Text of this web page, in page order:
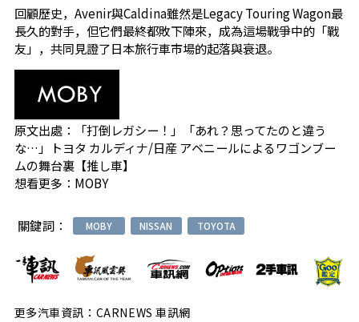
回顧歷史，Avenir與Caldina雖然是Legacy Touring Wagon最
長久的對手，但它們最終都敗下陣來，成為這場戰爭中的「戰
友」，共同見證了日本旅行車市場的起落與衰退。
原文出處：
「打倒レガシー！」「あれ？思ってたのと違う
な…」トヨタ カルディナ/日産 アベニールによるワゴンブー
ムの舞台裏【推し車】
想看更多： MOBY
關鍵詞： MOBY NISSAN TOYOTA
更多汽車資訊：CARNEWS 車訊網